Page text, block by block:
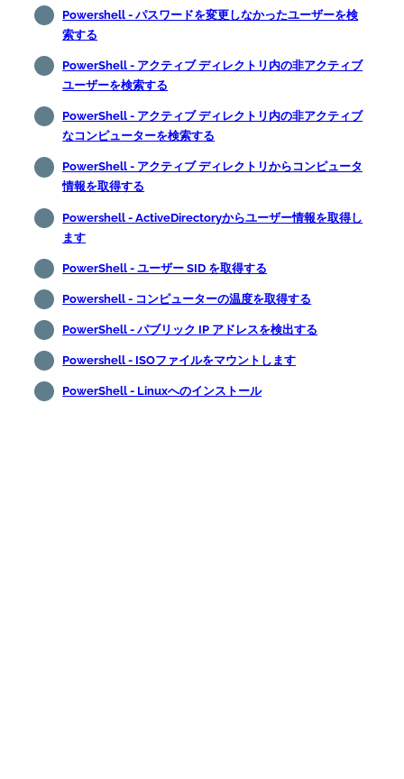
Powershell - パスワードを変更しなかったユーザーを検
索する
PowerShell - アクティブ ディレクトリ内の非アクティブ
ユーザーを検索する
PowerShell - アクティブ ディレクトリ内の非アクティブ
なコンピューターを検索する
PowerShell - アクティブ ディレクトリからコンピュータ
情報を取得する
Powershell - ActiveDirectoryからユーザー情報を取得し
ます
PowerShell - ユーザー SID を取得する
Powershell - コンピューターの温度を取得する
PowerShell - パブリック IP アドレスを検出する
Powershell - ISOファイルをマウントします
PowerShell - Linuxへのインストール